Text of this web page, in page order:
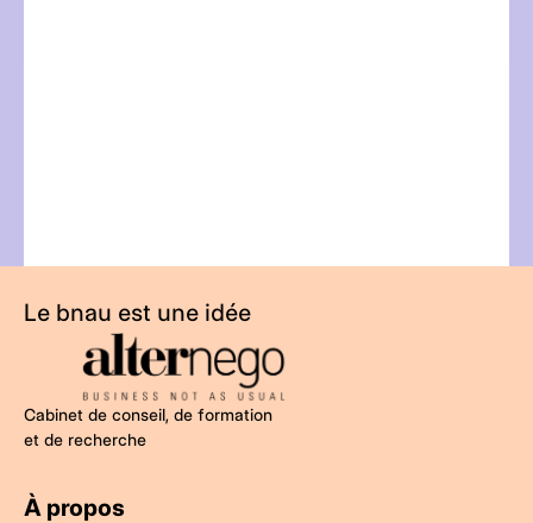
Le bnau est une idée
Cabinet de conseil, de formation
et de recherche
À propos